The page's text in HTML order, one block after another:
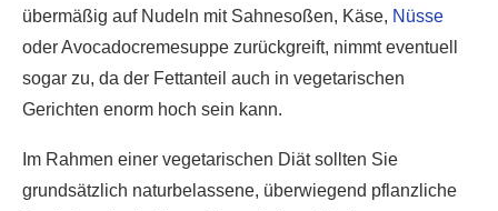
übermäßig auf Nudeln mit Sahnesoßen, Käse, Nüsse
oder Avocadocremesuppe zurückgreift, nimmt eventuell
sogar zu, da der Fettanteil auch in vegetarischen
Gerichten enorm hoch sein kann.
Im Rahmen einer vegetarischen Diät sollten Sie
grundsätzlich naturbelassene, überwiegend pflanzliche